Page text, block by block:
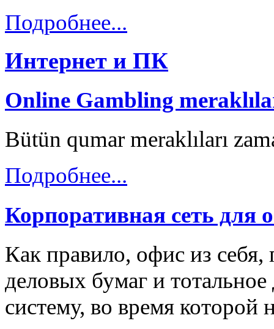
Подробнее...
Интернет и ПК
Online Gambling
Bütün qumar meraklıları
Подробнее...
Корпоративная сеть для
Как правило, офис из себя,
деловых бумаг и
систему, во время